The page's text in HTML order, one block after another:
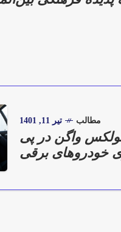
مطالب تیر 11, 1401
واگن در پی
خودروهای برقی